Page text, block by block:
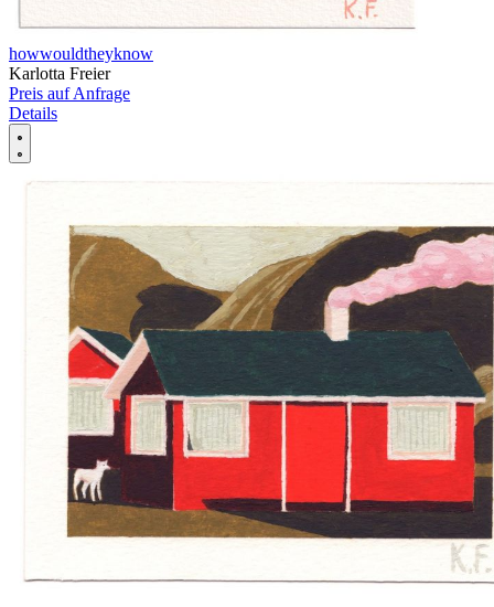
howwouldtheyknow
Karlotta Freier
Preis auf Anfrage
Details